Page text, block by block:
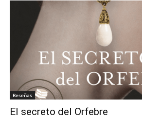
Reseñas
El secreto del Orfebre